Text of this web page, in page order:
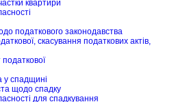
квартири
податкового законодавства
скасування податкових актів,
податкової
у спадщині
щодо спадку
для спадкування